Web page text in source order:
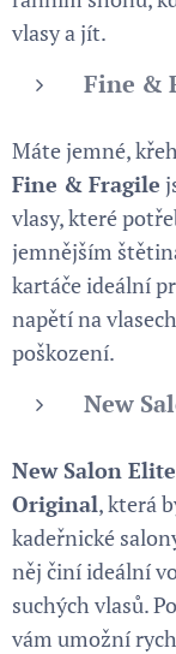
vlasy a jít.
Fine &
Máte jemné,
Fine & Fragile
vlasy, které
jemnějším
kartáče ideální
napětí na
poškození.
New
New Salon Elite
Original, která
kadeřnické
něj činí ideální
suchých vlasů.
vám umožní